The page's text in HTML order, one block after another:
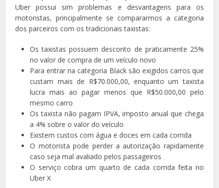
Uber possui sim problemas e desvantagens para os
motoristas, principalmente se compararmos a categoria
dos parceiros com os tradicionais taxistas:
Os taxistas possuem desconto de praticamente 25%
no valor de compra de um veículo novo
Para entrar na categoria Black são exigidos carros que
custam mais de R$70.000,00, enquanto um taxista
lucra mais ao pagar menos que R$50.000,00 pelo
mesmo carro
Os taxista não pagam IPVA, imposto anual que chega
a 4% sobre o valor do veículo
Existem custos com água e doces em cada corrida
O motorista pode perder a autorização rapidamente
caso seja mal avaliado pelos passageiros
O serviço cobra um quarto de cada corrida feita no
Uber X